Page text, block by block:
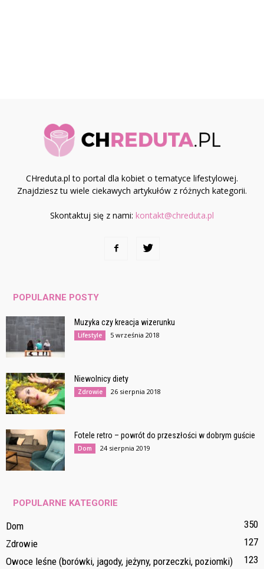
CHreduta.pl to portal dla kobiet o tematyce lifestylowej.
Znajdziesz tu wiele ciekawych artykułów z różnych kategorii.
Skontaktuj się z nami: kontakt@chreduta.pl
POPULARNE POSTY
Muzyka czy kreacja wizerunku
Lifestyle 5 września 2018
Niewolnicy diety
Zdrowie 26 sierpnia 2018
Fotele retro – powrót do przeszłości w dobrym guście
Dom 24 sierpnia 2019
POPULARNE KATEGORIE
Dom
350
Zdrowie
127
Owoce leśne (borówki, jagody, jeżyny, porzeczki, poziomki)
123